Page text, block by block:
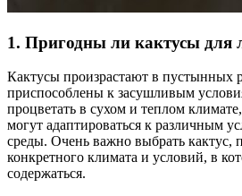
1. Пригодны ли кактусы для
Кактусы произрастают в пустынных
приспособлены к засушливым
процветать в сухом и теплом
могут адаптироваться к различным
среды. Очень важно выбрать кактус,
конкретного климата и условий, в
содержаться.